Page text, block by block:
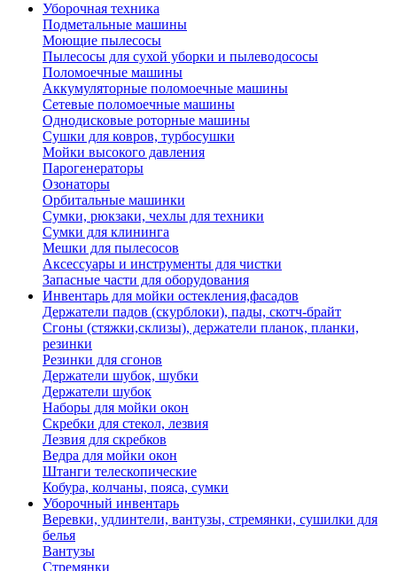
Уборочная техника
Подметальные машины
Моющие пылесосы
Пылесосы для сухой уборки и пылеводососы
Поломоечные машины
Аккумуляторные поломоечные машины
Сетевые поломоечные машины
Однодисковые роторные машины
Сушки для ковров, турбосушки
Мойки высокого давления
Парогенераторы
Озонаторы
Орбитальные машинки
Сумки, рюкзаки, чехлы для техники
Сумки для клининга
Мешки для пылесосов
Аксессуары и инструменты для чистки
Запасные части для оборудования
Инвентарь для мойки остекления,фасадов
Держатели падов (скурблоки), пады, скотч-брайт
Сгоны (стяжки,склизы), держатели планок, планки,
резинки
Резинки для сгонов
Держатели шубок, шубки
Держатели шубок
Наборы для мойки окон
Скребки для стекол, лезвия
Лезвия для скребков
Ведра для мойки окон
Штанги телескопические
Кобура, колчаны, пояса, сумки
Уборочный инвентарь
Веревки, удлинтели, вантузы, стремянки, сушилки для
белья
Вантузы
Стремянки